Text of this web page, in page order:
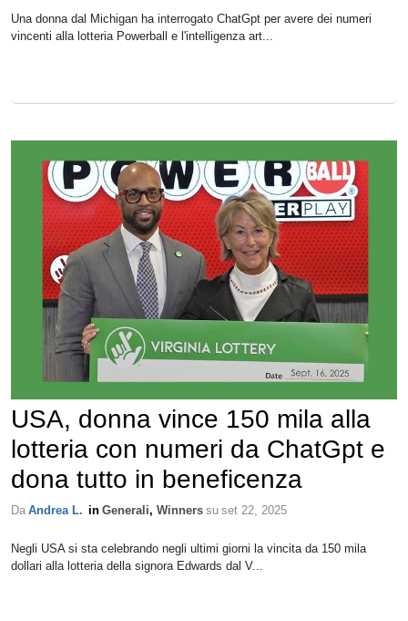
Una donna dal Michigan ha interrogato ChatGpt per avere dei numeri
vincenti alla lotteria Powerball e l'intelligenza art...
USA, donna vince 150 mila alla
lotteria con numeri da ChatGpt e
dona tutto in beneficenza
Da Andrea L. in Generali, Winners su set 22, 2025
Negli USA si sta celebrando negli ultimi giorni la vincita da 150 mila
dollari alla lotteria della signora Edwards dal V...